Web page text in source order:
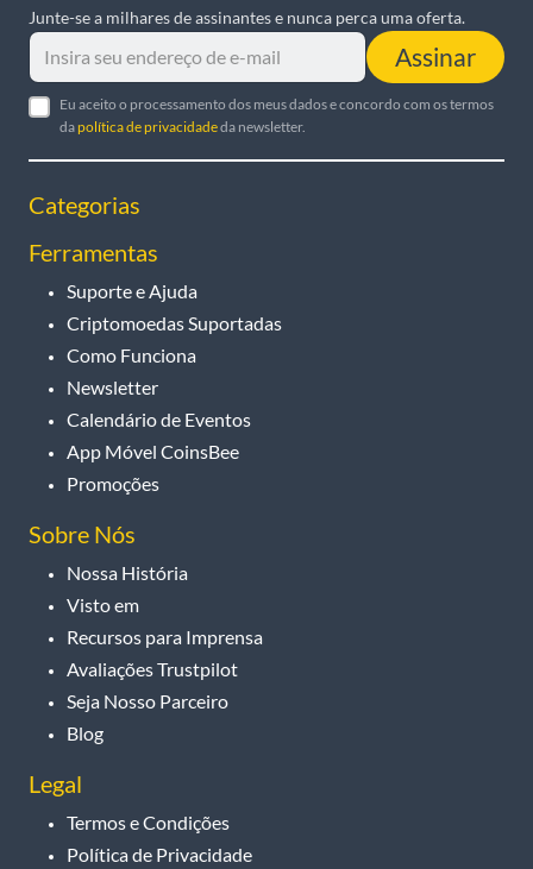
Junte-se a milhares de assinantes e nunca perca uma oferta.
Assinar
Eu aceito o processamento dos meus dados e concordo com os termos
dapolítica de privacidadeda newsletter.
Categorias
Ferramentas
Suporte e Ajuda
Criptomoedas Suportadas
Como Funciona
Newsletter
Calendário de Eventos
App Móvel CoinsBee
Promoções
Sobre Nós
Nossa História
Visto em
Recursos para Imprensa
Avaliações Trustpilot
Seja Nosso Parceiro
Blog
Legal
Termos e Condições
Política de Privacidade